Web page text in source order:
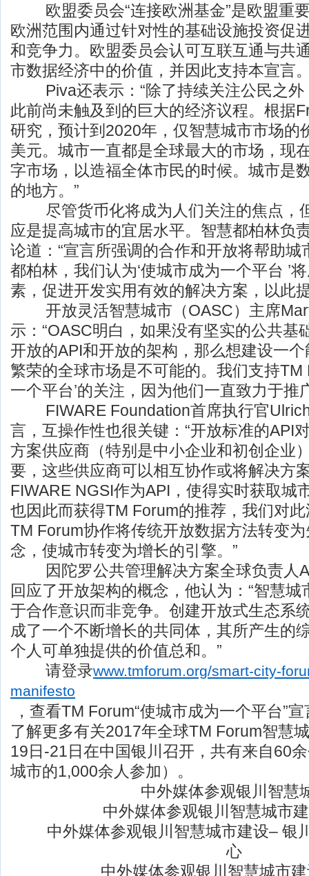
欧盟委员会“连接欧洲基金”是欧盟重
欧洲范围内通过针对性的基础设施投资促
和竞争力。欧盟委员会认可互联互通与共
市数据经济中的价值，并因此支持本宣言
Piva还表示：“除了持续关注公民之外
此前尚未触及到的巨大的经济议程。根据
研究，预计到2020年，仅智慧城市市场的
美元。城市一直都是全球最大的市场，现
字市场，以造福全体市民的时候。城市是
的地方。”
尽管货币化将成为人们关注的焦点，
应是提高城市的宜居水平。智慧都柏林负
论道：“宣言所强调的合作和开放将帮助城
都柏林，我们认为‘使城市成为一个平台 ’
素，促进开发实用有效的解决方案，以此
开放灵活智慧城市（OASC）主席
示：“OASC明白，如果没有坚实的公共
开放的API和开放的架构，那么想建设一
繁荣的全球市场是不可能的。我们支持TM
一个平台’的关注，因为他们一直致力于推
FIWARE Foundation首席执行官
言，互操作性也很关键：“开放标准的API
方案供应商（特别是中小企业和初创企业
要，这些供应商可以相互协作或将解决方
FIWARE NGSI作为API，使得实时获取城
也因此而获得TM Forum的推荐，我们对
TM Forum协作将传统开放数据方法转变
念，使城市转变为增长的引擎。”
因陀罗公共管理解决方案全球负责人
回应了开放架构的概念，他认为：“智慧
于合作意识而非竞争。创建开放式生态系
成了一个不断增长的共同体，其所产生的
个人可单独提供的价值总和。”
请登录www.tmforum.org/smart-city-
manifesto
，查看TM Forum“使城市成为一个平台”
了解更多有关2017年全球TM Forum智慧
19日-21日在中国银川召开，共有来自60
城市的1,000余人参加）。
中外媒体参观银川智慧
中外媒体参观银川智慧城市建
中外媒体参观银川智慧城市建设– 银
心
中外媒体参观银川智慧城市建